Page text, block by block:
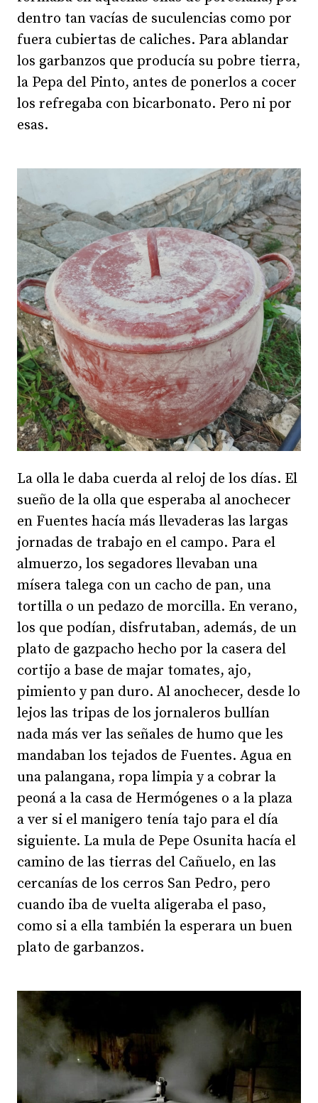
dentro tan vacías de suculencias como por
fuera cubiertas de caliches. Para ablandar
los garbanzos que producía su pobre tierra,
la Pepa del Pinto, antes de ponerlos a cocer
los refregaba con bicarbonato. Pero ni por
esas.
La olla le daba cuerda al reloj de los días. El
sueño de la olla que esperaba al anochecer
en Fuentes hacía más llevaderas las largas
jornadas de trabajo en el campo. Para el
almuerzo, los segadores llevaban una
mísera talega con un cacho de pan, una
tortilla o un pedazo de morcilla. En verano,
los que podían, disfrutaban, además, de un
plato de gazpacho hecho por la casera del
cortijo a base de majar tomates, ajo,
pimiento y pan duro. Al anochecer, desde lo
lejos las tripas de los jornaleros bullían
nada más ver las señales de humo que les
mandaban los tejados de Fuentes. Agua en
una palangana, ropa limpia y a cobrar la
peoná a la casa de Hermógenes o a la plaza
a ver si el manigero tenía tajo para el día
siguiente. La mula de Pepe Osunita hacía el
camino de las tierras del Cañuelo, en las
cercanías de los cerros San Pedro, pero
cuando iba de vuelta aligeraba el paso,
como si a ella también la esperara un buen
plato de garbanzos.